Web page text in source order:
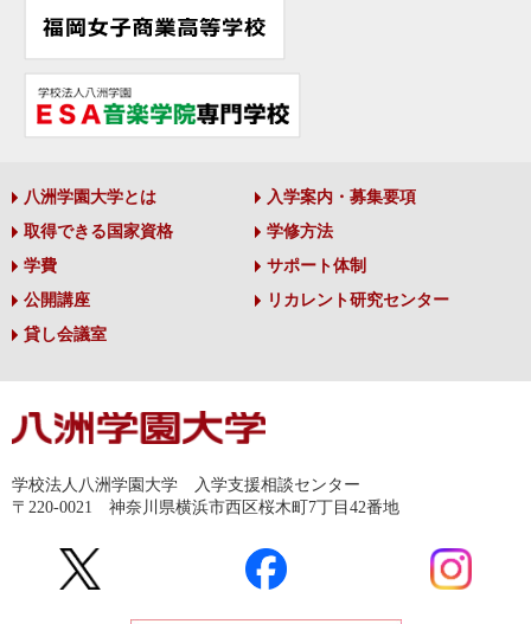
八洲学園大学とは
入学案内・募集要項
取得できる国家資格
学修方法
学費
サポート体制
公開講座
リカレント研究センター
貸し会議室
学校法人八洲学園大学 入学支援相談センター
〒220-0021 神奈川県横浜市西区桜木町7丁目42番地